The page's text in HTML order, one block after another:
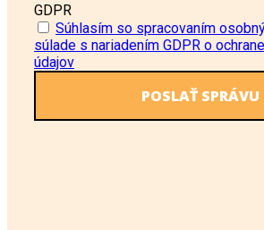
GDPR
Súhlasím so spracovaním
súlade s nariadením GDPR o
údajov